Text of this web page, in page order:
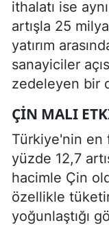
ithalatı ise
artışla 25
yatırım
sanayiciler
zedeleyen bir
ÇIN MALI
Türkiye'nin en
yüzde 12,7
hacimle Çin
özellikle
yoğunlaştığı